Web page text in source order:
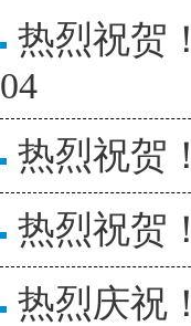
热烈祝贺
04
热烈祝贺
热烈祝贺
热烈庆祝